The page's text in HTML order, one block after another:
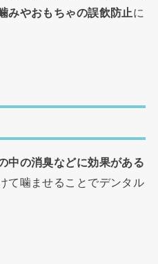
みやおもちゃの誤飲防止に
中の消臭などに効果がある
て噛ませることでデンタル